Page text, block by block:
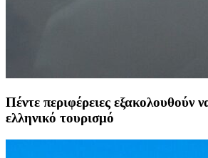
Πέντε περιφέρειες εξακολουθούν
ελληνικό τουρισμό